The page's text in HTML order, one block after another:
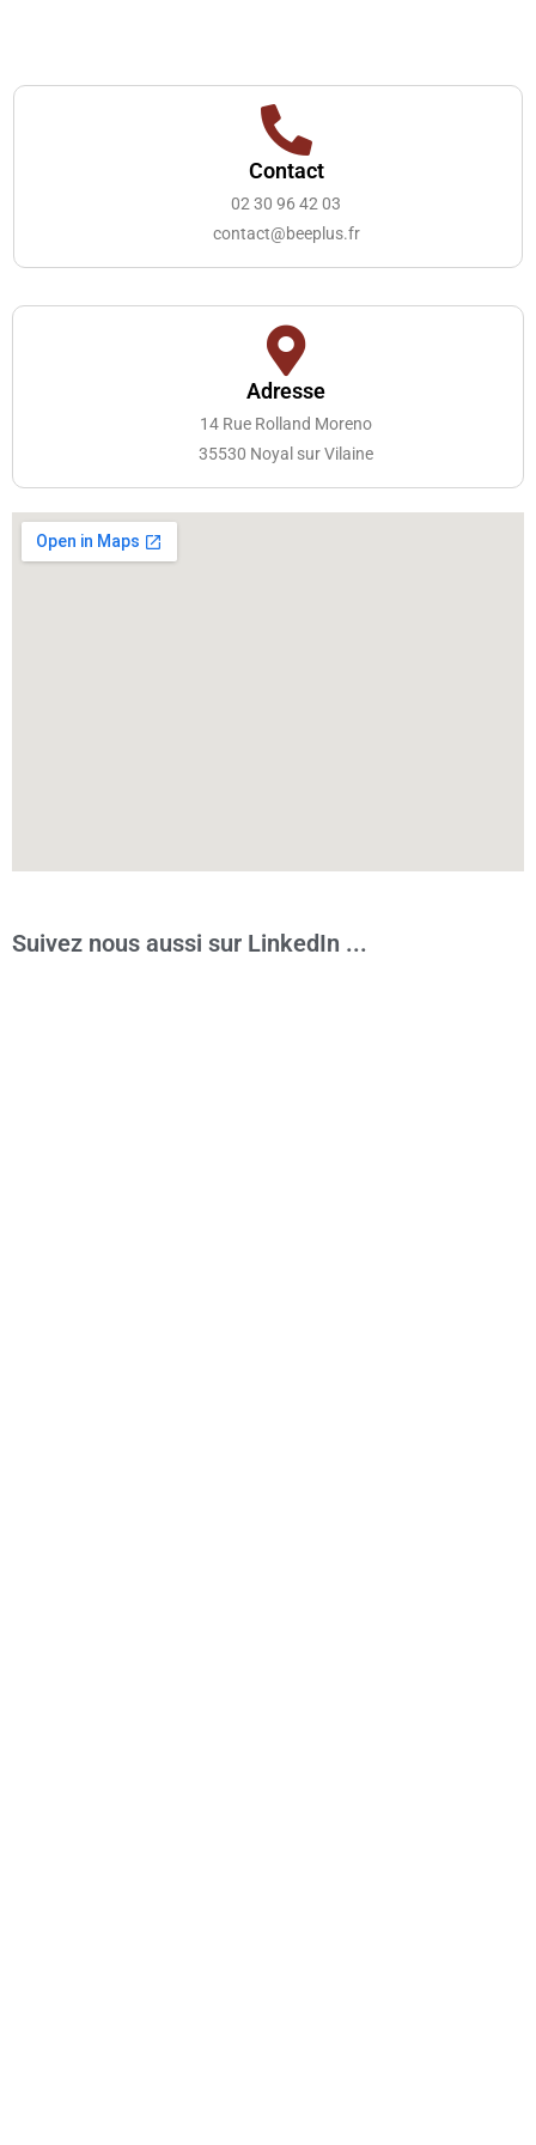
Contact
02 30 96 42 03
contact@beeplus.fr
Adresse
14 Rue Rolland Moreno
35530 Noyal sur Vilaine
Suivez nous aussi sur LinkedIn ...